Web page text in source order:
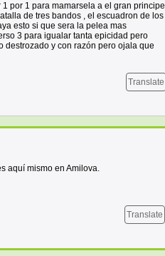
por 1 para mamarsela a el gran principe
de tres bandos , el escuadron de los
esto si que sera la pelea mas
3 para igualar tanta epicidad pero
destrozado y con razón pero ojala que
Translate
aquí mismo en Amilova.
Translate